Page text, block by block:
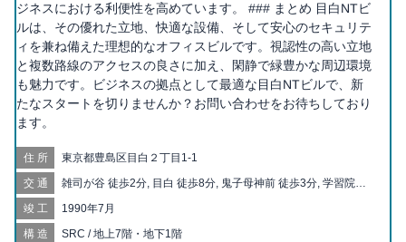
ジネスにおける利便性を高めています。 ### まとめ 目白NTビ
ルは、その優れた立地、快適な設備、そして安心のセキュリテ
ィを兼ね備えた理想的なオフィスビルです。視認性の高い立地
と複数路線のアクセスの良さに加え、閑静で緑豊かな周辺環境
も魅力です。ビジネスの拠点として最適な目白NTビルで、新
たなスタートを切りませんか？お問い合わせをお待ちしており
ます。
住所 東京都豊島区目白２丁目1-1
交通
雑司が谷 徒歩2分, 目白 徒歩8分, 鬼子母神前 徒歩3分, 学習院下
分, 池袋 徒歩12分, 東池袋四丁目 徒歩12分, 高田馬場 徒歩13分,
早稲田 徒歩13分, 西早稲田 徒歩16分, 護国寺 徒歩17分, 向原 徒
竣工 1990年7月
構造 SRC / 地上7階・地下1階